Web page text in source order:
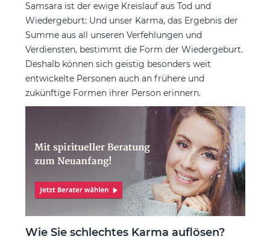
Samsara ist der ewige Kreislauf aus Tod und
Wiedergeburt: Und unser Karma, das Ergebnis der
Summe aus all unseren Verfehlungen und
Verdiensten, bestimmt die Form der Wiedergeburt.
Deshalb können sich geistig besonders weit
entwickelte Personen auch an frühere und
zukünftige Formen ihrer Person erinnern.
Wie Sie schlechtes Karma auflösen?